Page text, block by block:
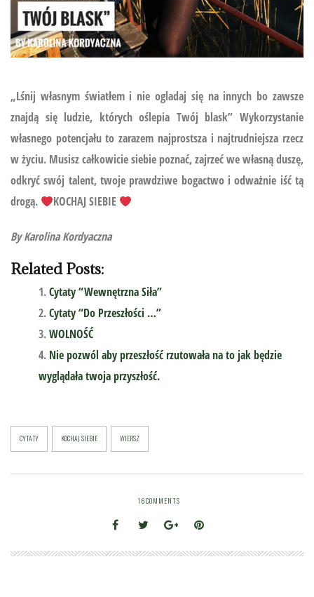
„Lśnij własnym światłem i nie ogladaj się na innych bo zawsze
znajdą się ludzie, których oślepia Twój blask” Wykorzystanie
własnego potencjału to zarazem najprostsza i najtrudniejsza rzecz
w życiu. Musisz całkowicie siebie poznać, zajrzeć we własną duszę,
odkryć swój talent, twoje prawdziwe bogactwo i odważnie iść tą
drogą.
KOCHAJ SIEBIE
By Karolina Kordyaczna
Related Posts:
Cytaty “Wewnętrzna Siła”
Cytaty “Do Przeszłości …”
WOLNOŚĆ
Nie pozwól aby przeszłość rzutowała na to jak będzie
wyglądała twoja przyszłość.
CYTATY KOCHAJ SIEBIE WIERSZ
16COMMENTS